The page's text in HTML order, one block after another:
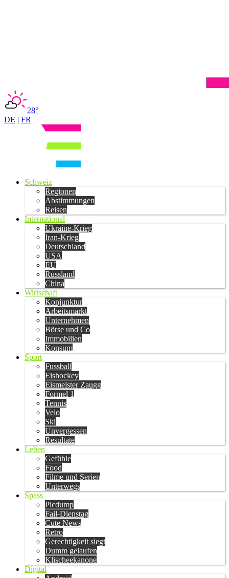
28°
DE | FR
Schweiz
Regionen
Abstimmungen
Reisen
International
Ukraine-Krieg
Iran-Krieg
Deutschland
USA
EU
Russland
China
Wirtschaft
Konjunktur
Arbeitsmarkt
Unternehmen
Börse und Co
Immobilien
Konsum
Sport
Fussball
Eishockey
Eismeister Zaugg
Formel 1
Tennis
Velo
Ski
Unvergessen
Resultate
Leben
Gefühle
Food
Filme und Serien
Unterwegs
Spass
Picdump
Fail-Dienstag
Cute News
Retro
Gerechtigkeit siegt
Dumm gelaufen
Klischeekanone
Digital